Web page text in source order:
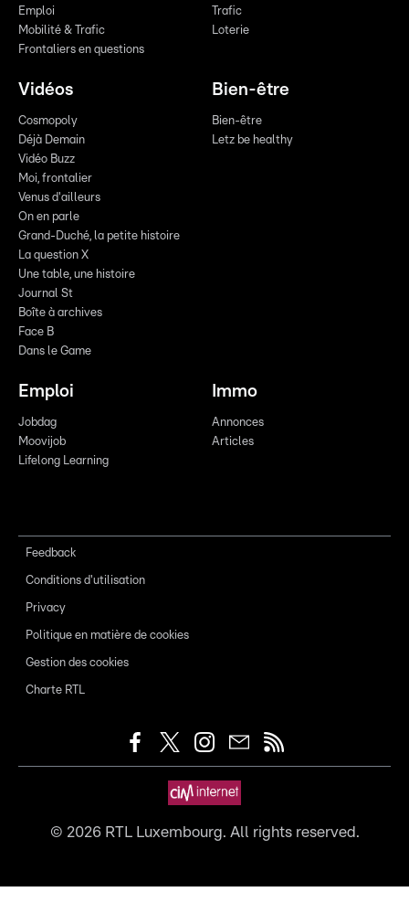
Emploi
Mobilité & Trafic
Frontaliers en questions
Trafic
Loterie
Vidéos
Cosmopoly
Déjà Demain
Vidéo Buzz
Moi, frontalier
Venus d'ailleurs
On en parle
Grand-Duché, la petite histoire
La question X
Une table, une histoire
Journal St
Boîte à archives
Face B
Dans le Game
Bien-être
Bien-être
Letz be healthy
Emploi
Jobdag
Moovijob
Lifelong Learning
Immo
Annonces
Articles
Feedback
Conditions d'utilisation
Privacy
Politique en matière de cookies
Gestion des cookies
Charte RTL
© 2026RTL Luxembourg. All rights reserved.